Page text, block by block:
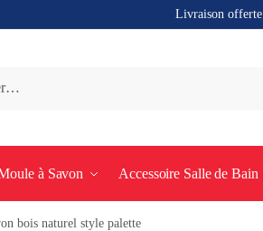
Livraison offerte
à Savon Accessoire Salle de Bain
bois naturel style palette